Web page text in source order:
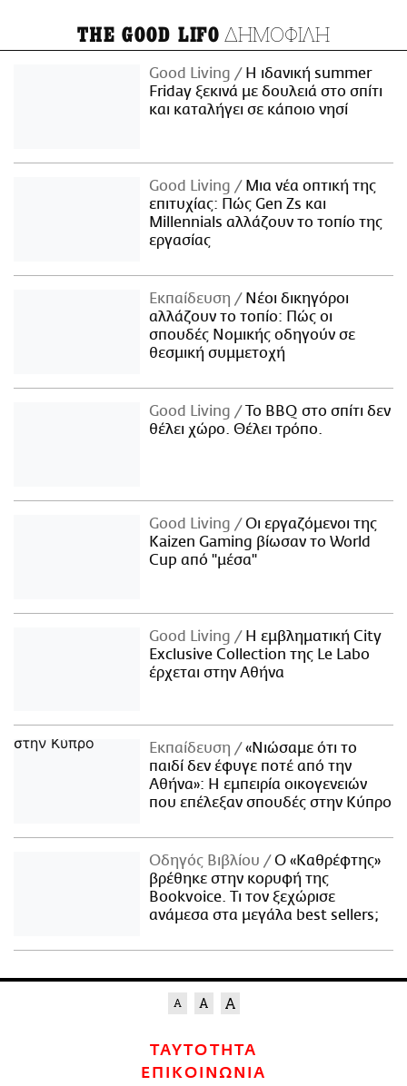
THE GOOD LIFO ΔΗΜΟΦΙΛΗ
Good Living
Η ιδανική summer
Friday ξεκινά με δουλειά στο σπίτι
και καταλήγει σε κάποιο νησί
Good Living
Μια νέα οπτική της
επιτυχίας: Πώς Gen Zs και
Millennials αλλάζουν το τοπίο της
εργασίας
Εκπαίδευση
Νέοι δικηγόροι
αλλάζουν το τοπίο: Πώς οι
σπουδές Νομικής οδηγούν σε
θεσμική συμμετοχή
Good Living
Το BBQ στο σπίτι δεν
θέλει χώρο. Θέλει τρόπο.
Good Living
Οι εργαζόμενοι της
Kaizen Gaming βίωσαν το World
Cup από "μέσα"
Good Living
Η εμβληματική City
Exclusive Collection της Le Labo
έρχεται στην Αθήνα
Εκπαίδευση
«Νιώσαμε ότι το
παιδί δεν έφυγε ποτέ από την
Αθήνα»: Η εμπειρία οικογενειών
που επέλεξαν σπουδές στην Κύπρο
Οδηγός Βιβλίου
Ο «Καθρέφτης»
βρέθηκε στην κορυφή της
Bookvoice. Τι τον ξεχώρισε
ανάμεσα στα μεγάλα best sellers;
ΤΑΥΤΟΤΗΤΑ
ΕΠΙΚΟΙΝΩΝΙΑ